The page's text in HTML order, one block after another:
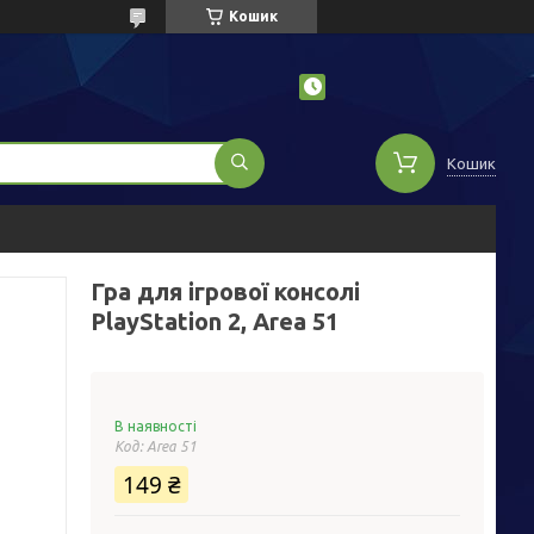
Кошик
Кошик
Гра для ігрової консолі
PlayStation 2, Area 51
В наявності
Код: Area 51
149 ₴